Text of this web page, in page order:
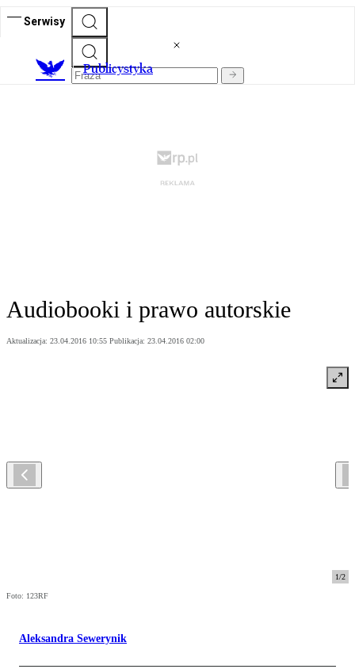
Serwisy
Publicystyka
Audiobooki i prawo autorskie
Aktualizacja: 23.04.2016 10:55 Publikacja: 23.04.2016 02:00
1/2
Foto: 123RF
Aleksandra Sewerynik